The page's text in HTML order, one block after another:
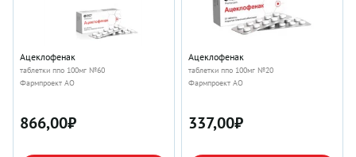
Ацеклофенак
таблетки ппо 100мг №60
Фармпроект АО
866,00₽
Ацеклофенак
таблетки ппо 100мг №20
Фармпроект АО
337,00₽